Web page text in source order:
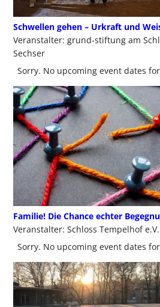
Schwellen gehen – Urkraft und
Veranstalter: grund-stiftung am
Sechser
Sorry. No upcoming event dates
Familie! Die Chance echter
Veranstalter: Schloss Tempelhof e.V.
Sorry. No upcoming event dates